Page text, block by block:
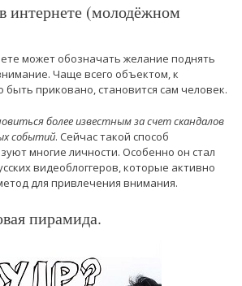
интернете (молодёжном
может обозначать желание поднять
Чаще всего объектом, к
приковано, становится сам человек.
более известным за счет скандалов
событий. Сейчас такой способ
многие личности. Особенно он стал
видеоблоггеров, которые активно
для привлечения внимания.
пирамида.